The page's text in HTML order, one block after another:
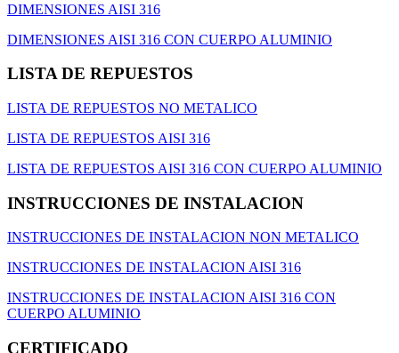
DIMENSIONES AISI 316
DIMENSIONES AISI 316 CON CUERPO ALUMINIO
LISTA DE REPUESTOS
LISTA DE REPUESTOS NO METALICO
LISTA DE REPUESTOS AISI 316
LISTA DE REPUESTOS AISI 316 CON CUERPO ALUMINIO
INSTRUCCIONES DE INSTALACION
INSTRUCCIONES DE INSTALACION NON METALICO
INSTRUCCIONES DE INSTALACION AISI 316
INSTRUCCIONES DE INSTALACION AISI 316 CON
CUERPO ALUMINIO
CERTIFICADO